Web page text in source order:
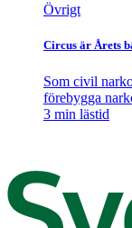
Övrigt
Circus är Årets
Som civil
förebygga
3 min lästid